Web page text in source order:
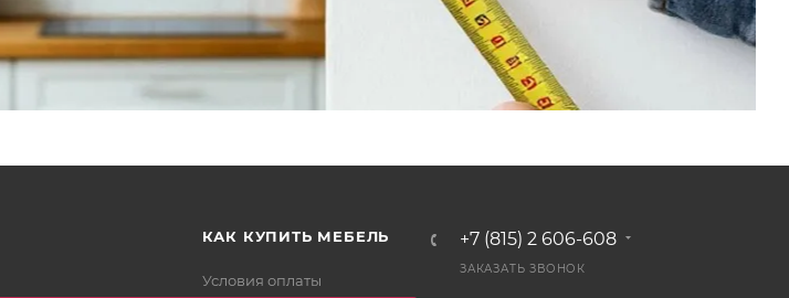
КАК КУПИТЬ МЕБЕЛЬ
Условия оплаты
+7 (815) 2 606-608
ЗАКАЗАТЬ ЗВОНОК